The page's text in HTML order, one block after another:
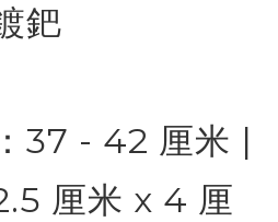
鈀
37 - 42 厘米 |
厘米 x 4 厘